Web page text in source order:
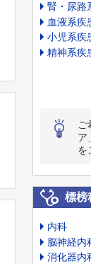
腎・尿路
血液系疾
小児系疾
精神系疾
ご
ア
を
標榜
内科
脳神経内
消化器内